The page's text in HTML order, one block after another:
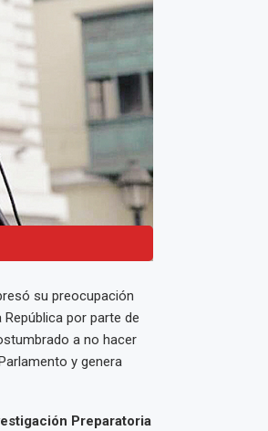
su preocupación
República por parte de
a no hacer
y genera
Preparatoria